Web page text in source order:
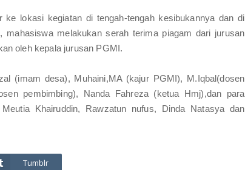
ke lokasi kegiatan di tengah-tengah kesibukannya dan di
mahasiswa melakukan serah terima piagam dari jurusan
oleh kepala jurusan PGMI.
(imam desa), Muhaini,MA (kajur PGMI), M.Iqbal(dosen
pembimbing), Nanda Fahreza (ketua Hmj),dan para
Khairuddin, Rawzatun nufus, Dinda Natasya dan
Tumblr